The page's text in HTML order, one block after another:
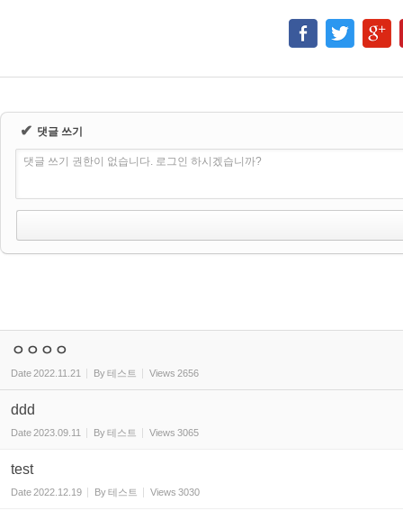
✔ 댓글 쓰기
댓글 쓰기 권한이 없습니다. 로그인 하시겠습니까?
ㅇㅇㅇㅇ
Date2022.11.21 By테스트 Views 2656
ddd
Date2023.09.11 By테스트 Views 3065
test
Date2022.12.19 By테스트 Views 3030